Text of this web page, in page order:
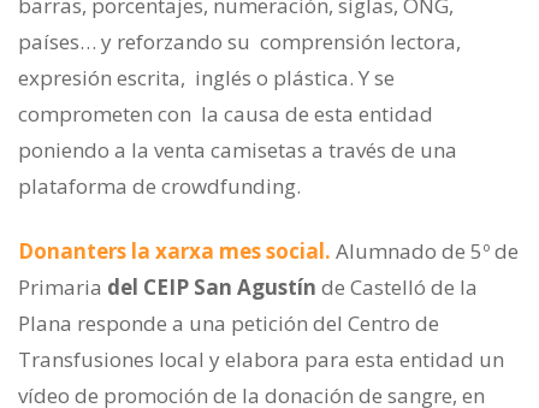
países… y reforzando su comprensión lectora,
expresión escrita, inglés o plástica. Y se
comprometen con la causa de esta entidad
poniendo a la venta camisetas a través de una
plataforma de crowdfunding.
Donanters la xarxa mes social. Alumnado de 5º de
Primaria del CEIP San Agustín de Castelló de la
Plana responde a una petición del Centro de
Transfusiones local y elabora para esta entidad un
vídeo de promoción de la donación de sangre, en